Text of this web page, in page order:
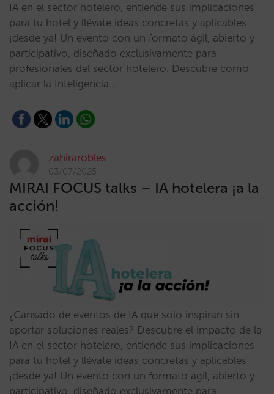
IA en el sector hotelero, entiende sus implicaciones
para tu hotel y llévate ideas concretas y aplicables
¡desde ya! Un evento con un formato ágil, abierto y
participativo, diseñado exclusivamente para
profesionales del sector hotelero. Descubre cómo
aplicar la Inteligencia…
zahirarobles
03/07/2025
MIRAI FOCUS talks – IA hotelera ¡a la
acción!
¿Cansado de eventos de IA que solo inspiran sin
aportar soluciones reales? Descubre el impacto de la
IA en el sector hotelero, entiende sus implicaciones
para tu hotel y llévate ideas concretas y aplicables
¡desde ya! Un evento con un formato ágil, abierto y
participativo, diseñado exclusivamente para